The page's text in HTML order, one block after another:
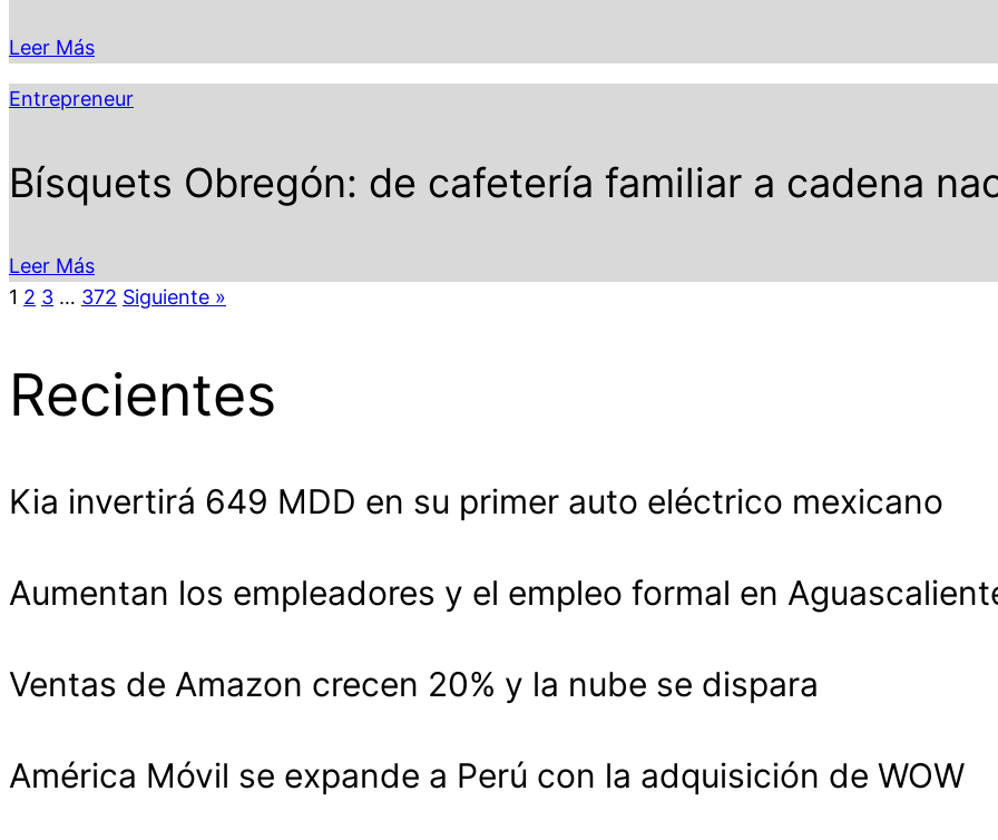
Leer Más
Entrepreneur
Bísquets Obregón: de cafetería familiar a cadena
Leer Más
1 2 3 … 372 Siguiente »
Recientes
Kia invertirá 649 MDD en su primer auto eléctrico mexicano
Aumentan los empleadores y el empleo formal en
Ventas de Amazon crecen 20% y la nube se dispara
América Móvil se expande a Perú con la adquisición de WOW